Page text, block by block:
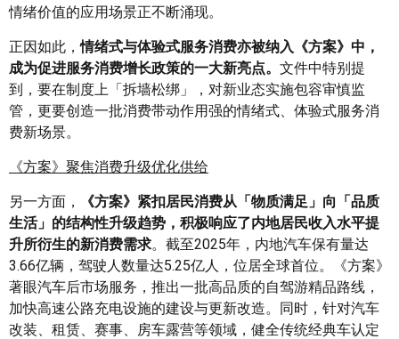
情绪价值的应用场景正不断涌现。
正因如此，情绪式与体验式服务消费亦被纳入《方案》中，
成为促进服务消费增长政策的一大新亮点。 文件中特别提
到，要在制度上「拆墙松绑」，对新业态实施包容审慎监
管，更要创造一批消费带动作用强的情绪式、体验式服务消
费新场景。
《方案》聚焦消费升级优化供给
另一方面，
《方案》紧扣居民消费从「物质满足」向「品质
生活」的结构性升级趋势，积极响应了内地居民收入水平提
升所衍生的新消费需求。截至2025年，内地汽车保有量达
3.66亿辆，驾驶人数量达5.25亿人，位居全球首位。《方案》
著眼汽车后市场服务，推出一批高品质的自驾游精品路线，
加快高速公路充电设施的建设与更新改造。同时，针对汽车
改装、租赁、赛事、房车露营等领域，健全传统经典车认定